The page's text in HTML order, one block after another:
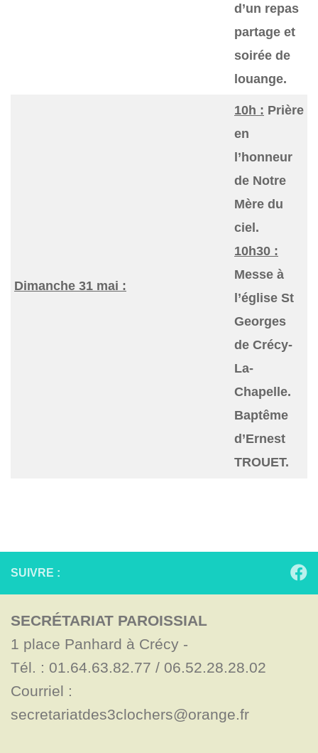
d’un repas
partage et
soirée de
louange.
Dimanche 31 mai :
10h : Prière
en
l’honneur
de Notre
Mère du
ciel.
10h30 :
Messe à
l’église St
Georges
de Crécy-
La-
Chapelle.
Baptême
d’Ernest
TROUET.
SUIVRE :
SECRÉTARIAT PAROISSIAL
1 place Panhard à Crécy -
Tél. : 01.64.63.82.77 / 06.52.28.28.02
Courriel :
secretariatdes3clochers@orange.fr